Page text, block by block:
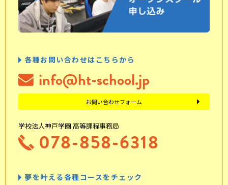
各種お問い合わせはこちらから
info@ht-school.jp
お問い合わせフォーム
学校法人神戸学園 高等課程事務局
078-858-6318
夢を叶える各種コースをチェック